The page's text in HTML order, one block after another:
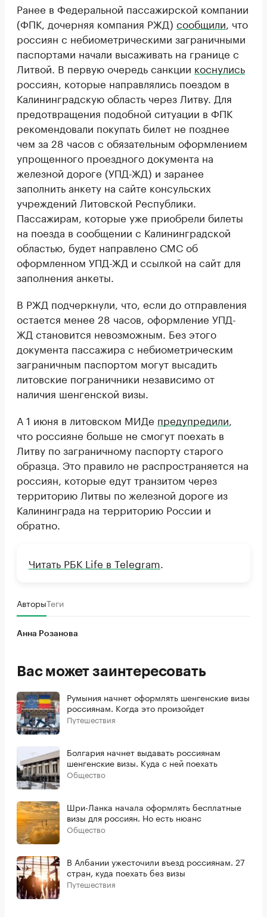
Ранее в Федеральной пассажирской компании
(ФПК, дочерняя компания РЖД) сообщили , что
россиян с небиометрическими заграничными
паспортами начали высаживать на границе с
Литвой. В первую очередь санкции коснулись
россиян, которые направлялись поездом в
Калининградскую область через Литву. Для
предотвращения подобной ситуации в ФПК
рекомендовали покупать билет не позднее
чем за 28 часов с обязательным оформлением
упрощенного проездного документа на
железной дороге (УПД-ЖД) и заранее
заполнить анкету на сайте консульских
учреждений Литовской Республики.
Пассажирам, которые уже приобрели билеты
на поезда в сообщении с Калининградской
областью, будет направлено СМС об
оформленном УПД-ЖД и ссылкой на сайт для
заполнения анкеты.
В РЖД подчеркнули, что, если до отправления
остается менее 28 часов, оформление УПД-
ЖД становится невозможным. Без этого
документа пассажира с небиометрическим
заграничным паспортом могут высадить
литовские пограничники независимо от
наличия шенгенской визы.
А 1 июня в литовском МИДе предупредили
что россияне больше не смогут поехать в
Литву по заграничному паспорту старого
образца. Это правило не распространяется на
россиян, которые едут транзитом через
территорию Литвы по железной дороге из
Калининграда на территорию России и
обратно.
Читать РБК Life в Telegram
АвторыТеги
Анна Розанова
Вас может заинтересовать
Румыния начнет оформлять шенгенские визы
россиянам. Когда это произойдет
Путешествия
Болгария начнет выдавать россиянам
шенгенские визы. Куда с ней поехать
Общество
Шри-Ланка начала оформлять бесплатные
визы для россиян. Но есть нюанс
Общество
В Албании ужесточили въезд россиянам. 27
стран, куда поехать без визы
Путешествия